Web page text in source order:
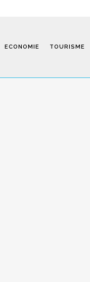
ECONOMIE TOURISME